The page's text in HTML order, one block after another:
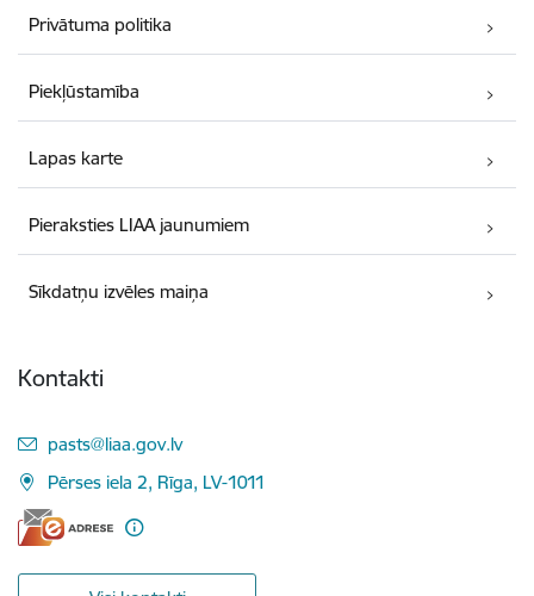
Privātuma politika
Piekļūstamība
Lapas karte
Pieraksties LIAA jaunumiem
Sīkdatņu izvēles maiņa
Kontakti
E-pasts:
pasts@liaa.gov.lv
Pērses iela 2, Rīga, LV-1011